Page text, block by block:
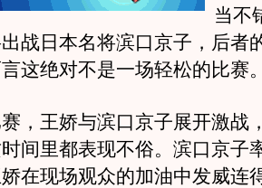
当不
战日本名将滨口京子，后者
这绝对不是一场轻松的比赛
王娇与滨口京子展开激战
间里都表现不俗。滨口京子
在现场观众的加油中发威连